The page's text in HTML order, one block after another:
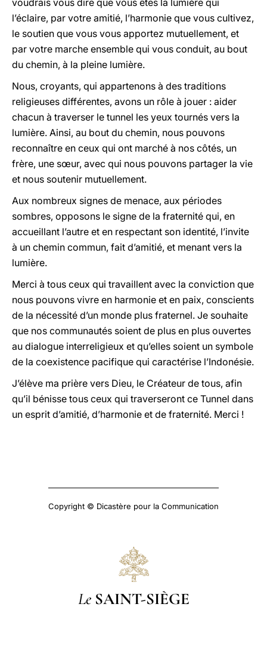
voudrais vous dire que vous êtes la lumière qui
l’éclaire, par votre amitié, l’harmonie que vous cultivez,
le soutien que vous vous apportez mutuellement, et
par votre marche ensemble qui vous conduit, au bout
du chemin, à la pleine lumière.
Nous, croyants, qui appartenons à des traditions
religieuses différentes, avons un rôle à jouer : aider
chacun à traverser le tunnel les yeux tournés vers la
lumière. Ainsi, au bout du chemin, nous pouvons
reconnaître en ceux qui ont marché à nos côtés, un
frère, une sœur, avec qui nous pouvons partager la vie
et nous soutenir mutuellement.
Aux nombreux signes de menace, aux périodes
sombres, opposons le signe de la fraternité qui, en
accueillant l’autre et en respectant son identité, l’invite
à un chemin commun, fait d’amitié, et menant vers la
lumière.
Merci à tous ceux qui travaillent avec la conviction que
nous pouvons vivre en harmonie et en paix, conscients
de la nécessité d’un monde plus fraternel. Je souhaite
que nos communautés soient de plus en plus ouvertes
au dialogue interreligieux et qu’elles soient un symbole
de la coexistence pacifique qui caractérise l’Indonésie.
J’élève ma prière vers Dieu, le Créateur de tous, afin
qu’il bénisse tous ceux qui traverseront ce Tunnel dans
un esprit d’amitié, d’harmonie et de fraternité. Merci !
Copyright © Dicastère pour la Communication
Le SAINT-SIÈGE